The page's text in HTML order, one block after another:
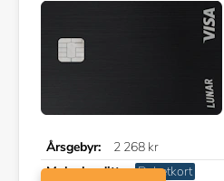
Årsgebyr:
2 268 kr
Maks kreditt:
Debetkort